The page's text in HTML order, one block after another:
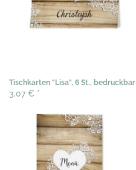
Tischkarten "Lisa", 6 St., bedruckbar
3,07 € *